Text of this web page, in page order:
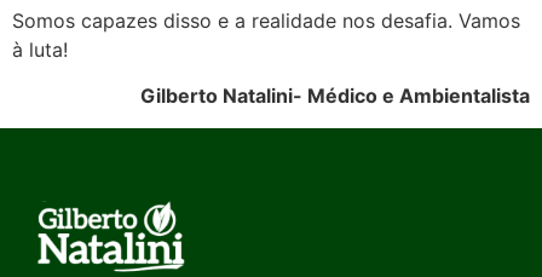
Somos capazes disso e a realidade nos desafia. Vamos
à luta!
Gilberto Natalini- Médico e Ambientalista